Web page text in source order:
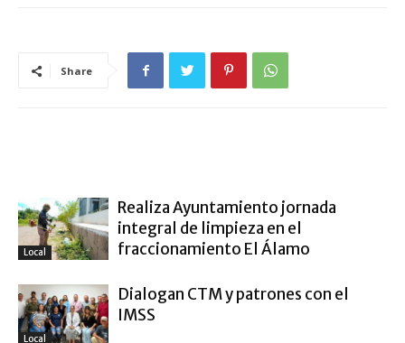
Share
Local
Realiza Ayuntamiento jornada
integral de limpieza en el
fraccionamiento El Álamo
Local
Dialogan CTM y patrones con el
IMSS